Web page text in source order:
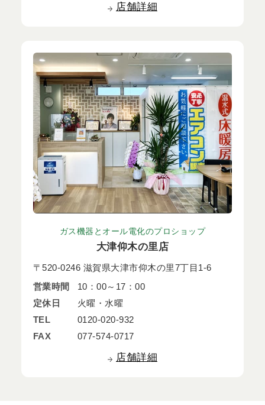
店舗詳細
ガス機器とオール電化のプロショップ
大津仰木の里店
〒520-0246 滋賀県大津市仰木の里7丁目1-6
営業時間
10：00～17：00
定休日
火曜・水曜
TEL
0120-020-932
FAX
077-574-0717
店舗詳細